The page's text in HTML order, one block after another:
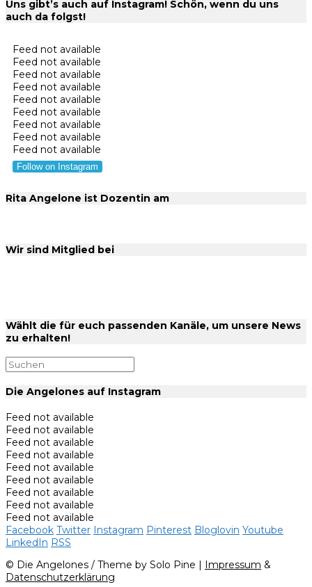
Uns gibt’s auch auf Instagram! Schön, wenn du uns
auch da folgst!
Feed not available
Feed not available
Feed not available
Feed not available
Feed not available
Feed not available
Feed not available
Feed not available
Feed not available
Follow on Instagram
Rita Angelone ist Dozentin am
Wir sind Mitglied bei
Wählt die für euch passenden Kanäle, um unsere News
zu erhalten!
Die Angelones auf Instagram
Feed not available
Feed not available
Feed not available
Feed not available
Feed not available
Feed not available
Feed not available
Feed not available
Feed not available
Facebook Twitter Instagram Pinterest Bloglovin Youtube
LinkedIn RSS
© Die Angelones / Theme by Solo Pine | Impressum &
Datenschutzerklärung